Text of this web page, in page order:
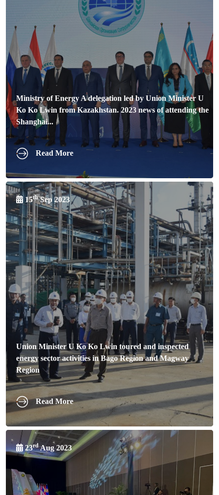
Ministry of Energy A delegation led by Union Minister U
Ko Ko Lwin from Kazakhstan. 2023 news of attending the
Shanghai...
Read More
15thSep 2023
Union Minister U Ko Ko Lwin toured and inspected
energy sector activities in Bago Region and Magway
Region
Read More
23rdAug 2023